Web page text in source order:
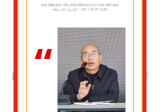
院长作重要讲话
“